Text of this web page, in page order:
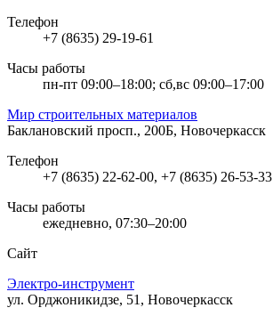
Телефон
+7 (8635) 29-19-61
Часы работы
пн-пт 09:00–18:00; сб,вс 09:00–17:00
Мир строительных материалов
Баклановский просп., 200Б, Новочеркасск
Телефон
+7 (8635) 22-62-00, +7 (8635) 26-53-33
Часы работы
ежедневно, 07:30–20:00
Сайт
Электро-инструмент
ул. Орджоникидзе, 51, Новочеркасск